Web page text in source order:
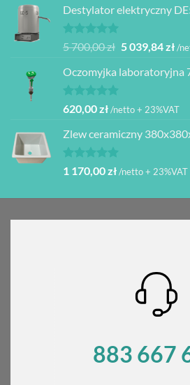
Destylator elektryczny
Oceniono
na 5
5 700,00zł Pierwotna
wynosiła:
700,00 zł.
5 039,84zł /
Oczomyjka laboratoryjna
Oceniono
na 5
620,00zł/netto + 23%VAT
Zlew ceramiczny
Oceniono
na 5
1 170,00zł/netto + 23%VAT
883 667